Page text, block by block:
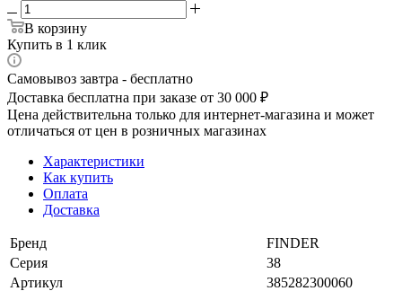
В корзину
Купить в 1 клик
Самовывоз завтра - бесплатно
Доставка бесплатна при заказе от 30 000 ₽
Цена действительна только для интернет-магазина и может
отличаться от цен в розничных магазинах
Характеристики
Как купить
Оплата
Доставка
Бренд
FINDER
Серия
38
Артикул
385282300060